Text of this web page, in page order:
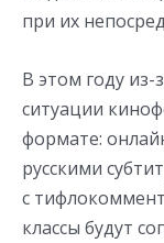
при их
В этом году из-
ситуации
формате:
русскими
с
классы будут